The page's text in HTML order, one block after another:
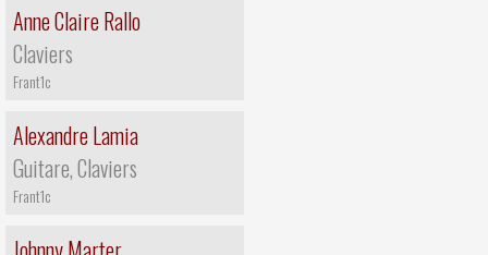
Anne Claire Rallo
Claviers
Frant1c
Alexandre Lamia
Guitare, Claviers
Frant1c